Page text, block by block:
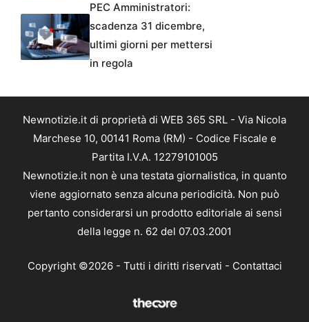
PEC Amministratori:
scadenza 31 dicembre,
ultimi giorni per mettersi
in regola
Newnotizie.it di proprietà di WEB 365 SRL - Via Nicola
Marchese 10, 00141 Roma (RM) - Codice Fiscale e
Partita I.V.A. 12279101005
Newnotizie.it non è una testata giornalistica, in quanto
viene aggiornato senza alcuna periodicità. Non può
pertanto considerarsi un prodotto editoriale ai sensi
della legge n. 62 del 07.03.2001
Copyright ©2026 - Tutti i diritti riservati - Contattaci